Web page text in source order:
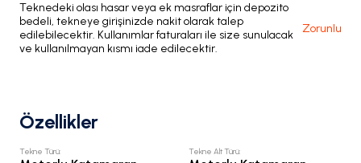
Teknedeki olası hasar veya ek masraflar için depozito
bedeli, tekneye girişinizde nakit olarak talep
edilebilecektir. Kullanımlar faturaları ile size sunulacak
ve kullanılmayan kısmı iade edilecektir.
Zorunlu
Özellikler
Tekne Türü: Tekne Alt Türü: